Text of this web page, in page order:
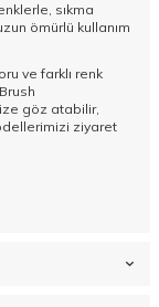
sıkma
ömürlü kullanım
ve farklı renk
göz atabilir,
ziyaret